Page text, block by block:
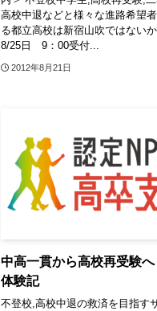
高校中退などと様々な進路希望
る都立高校は新宿山吹ではないか
8/25日 9：00受付...
2012年8月21日
中高一貫から高校再受験
体験記
不登校,高校中退の救済を目指す